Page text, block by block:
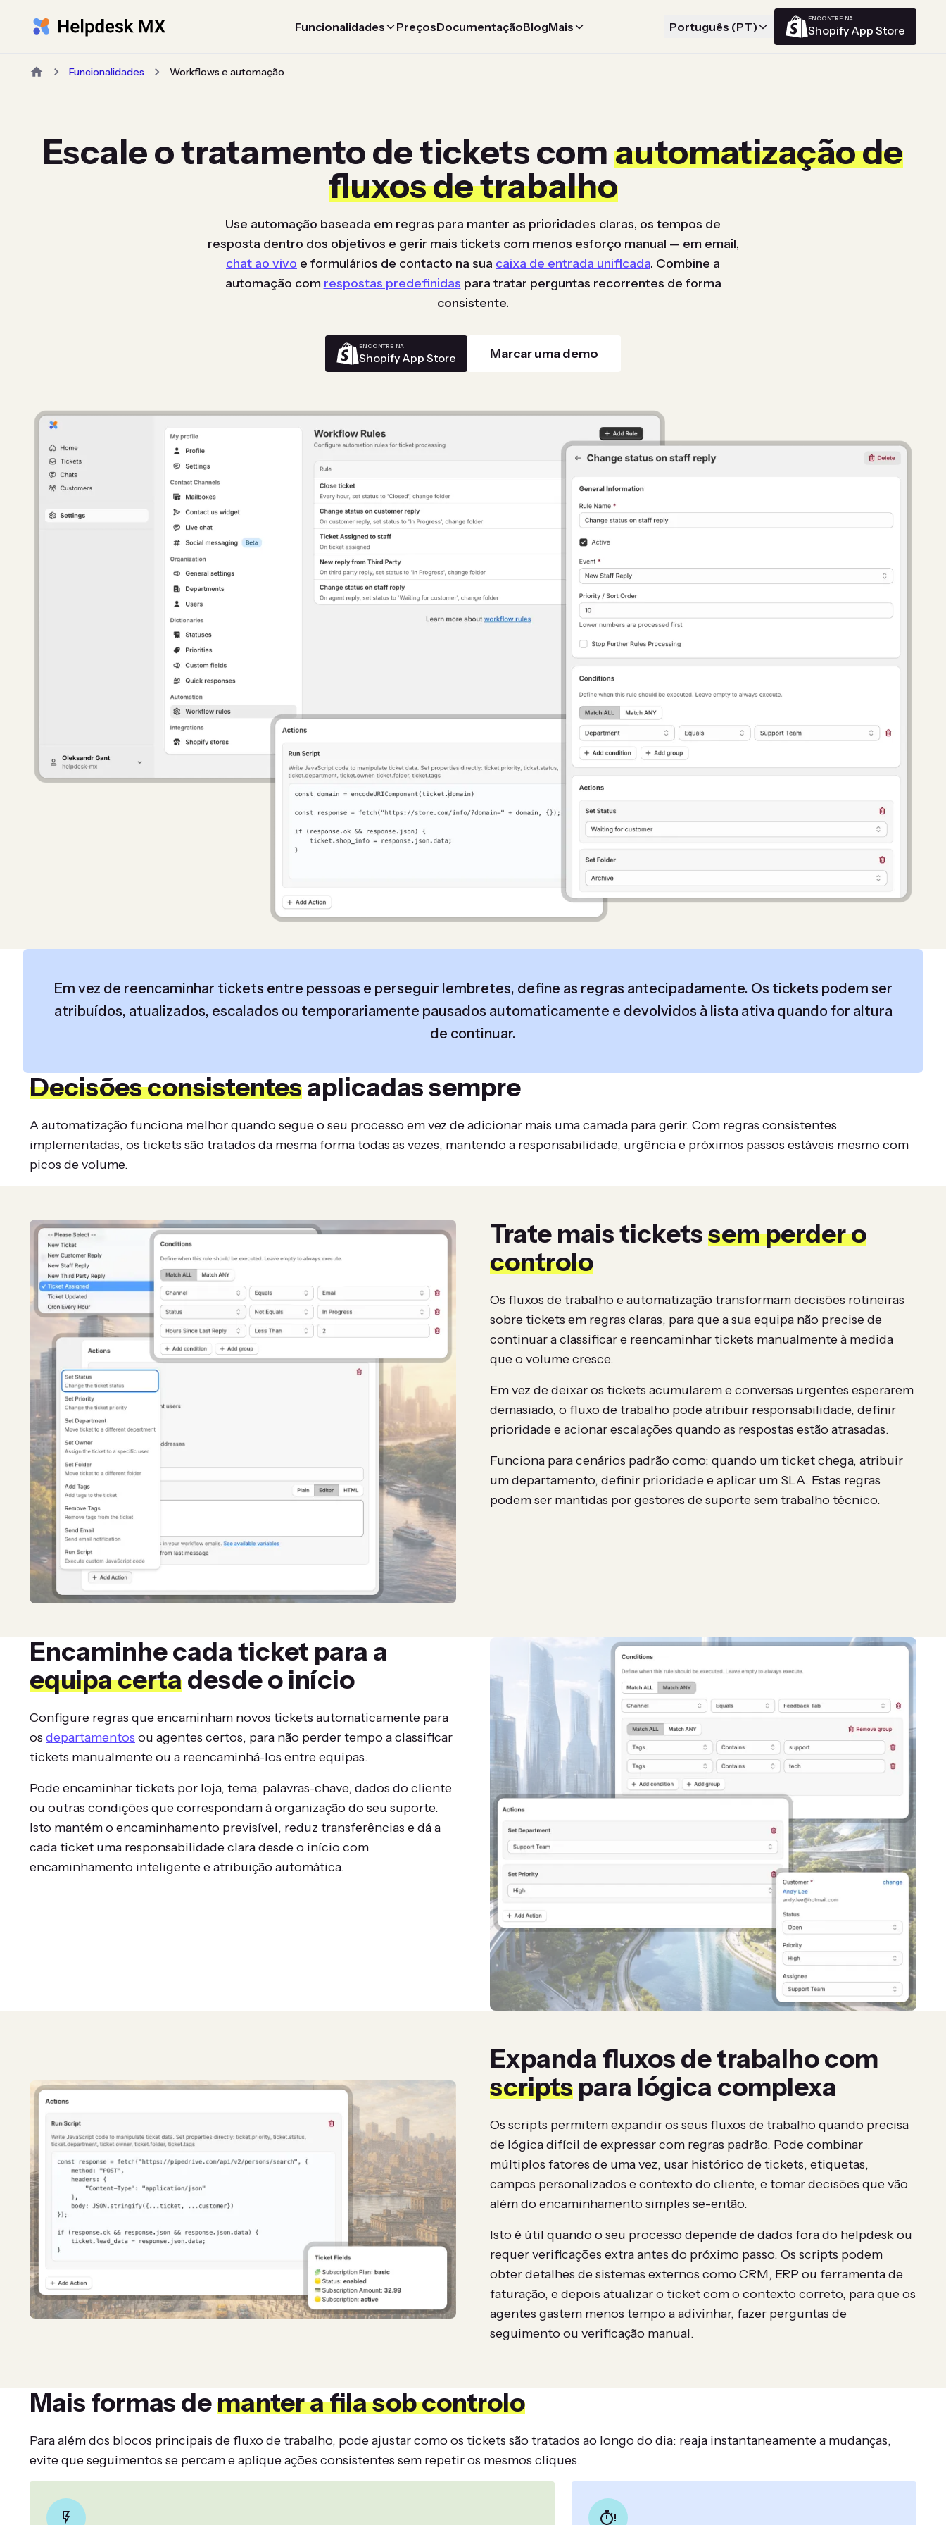
Funcionalidades PreçosDocumentaçãoBlogMais Português (PT)
ENCONTRE NA
Shopify App Store
Funcionalidades Workflows e automação
Escale o tratamento de tickets comautomatização de
fluxos de trabalho
Use automação baseada em regras para manter as prioridades claras, os tempos de
resposta dentro dos objetivos e gerir mais tickets com menos esforço manual — em email,
chat ao vivo e formulários de contacto na sua caixa de entrada unificada. Combine a
automação com respostas predefinidas para tratar perguntas recorrentes de forma
consistente.
ENCONTRE NA
Shopify App Store Marcar uma demo
Em vez de reencaminhar tickets entre pessoas e perseguir lembretes, define as regras antecipadamente. Os tickets podem ser
atribuídos, atualizados, escalados ou temporariamente pausados automaticamente e devolvidos à lista ativa quando for altura
de continuar.
Decisões consistentesaplicadas sempre
A automatização funciona melhor quando segue o seu processo em vez de adicionar mais uma camada para gerir. Com regras consistentes
implementadas, os tickets são tratados da mesma forma todas as vezes, mantendo a responsabilidade, urgência e próximos passos estáveis mesmo com
picos de volume.
Trate mais ticketssem perder o
controlo
Os fluxos de trabalho e automatização transformam decisões rotineiras
sobre tickets em regras claras, para que a sua equipa não precise de
continuar a classificar e reencaminhar tickets manualmente à medida
que o volume cresce.
Em vez de deixar os tickets acumularem e conversas urgentes esperarem
demasiado, o fluxo de trabalho pode atribuir responsabilidade, definir
prioridade e acionar escalações quando as respostas estão atrasadas.
Funciona para cenários padrão como: quando um ticket chega, atribuir
um departamento, definir prioridade e aplicar um SLA. Estas regras
podem ser mantidas por gestores de suporte sem trabalho técnico.
Encaminhe cada ticket para a
equipa certadesde o início
Configure regras que encaminham novos tickets automaticamente para
os departamentos ou agentes certos, para não perder tempo a classificar
tickets manualmente ou a reencaminhá-los entre equipas.
Pode encaminhar tickets por loja, tema, palavras-chave, dados do cliente
ou outras condições que correspondam à organização do seu suporte.
Isto mantém o encaminhamento previsível, reduz transferências e dá a
cada ticket uma responsabilidade clara desde o início com
encaminhamento inteligente e atribuição automática.
Expanda fluxos de trabalho com
scripts para lógica complexa
Os scripts permitem expandir os seus fluxos de trabalho quando precisa
de lógica difícil de expressar com regras padrão. Pode combinar
múltiplos fatores de uma vez, usar histórico de tickets, etiquetas,
campos personalizados e contexto do cliente, e tomar decisões que vão
além do encaminhamento simples se-então.
Isto é útil quando o seu processo depende de dados fora do helpdesk ou
requer verificações extra antes do próximo passo. Os scripts podem
obter detalhes de sistemas externos como CRM, ERP ou ferramenta de
faturação, e depois atualizar o ticket com o contexto correto, para que os
agentes gastem menos tempo a adivinhar, fazer perguntas de
seguimento ou verificação manual.
Mais formas demanter a fila sob controlo
Para além dos blocos principais de fluxo de trabalho, pode ajustar como os tickets são tratados ao longo do dia: reaja instantaneamente a mudanças,
evite que seguimentos se percam e aplique ações consistentes sem repetir os mesmos cliques.